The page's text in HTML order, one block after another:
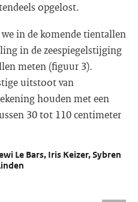
opgelost.
in de komende tientallen
in de zeespiegelstijging
meten (figuur 3).
uitstoot van
houden met een
30 tot 110 centimeter
Le Bars, Iris Keizer, Sybren